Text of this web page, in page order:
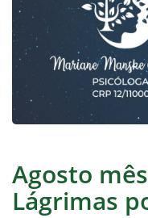
Agosto
Lágrimas